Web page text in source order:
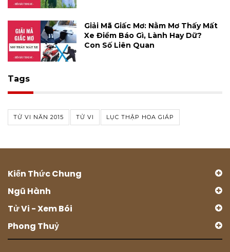
Giải Mã Giấc Mơ: Nằm Mơ Thấy Mất
Xe Điềm Báo Gì, Lành Hay Dữ?
Con Số Liên Quan
Tags
TỬ VI NĂN 2015 TỬ VI LỤC THẬP HOA GIÁP
Kiến Thức Chung
Ngũ Hành
Tử Vi - Xem Bói
Phong Thuỷ